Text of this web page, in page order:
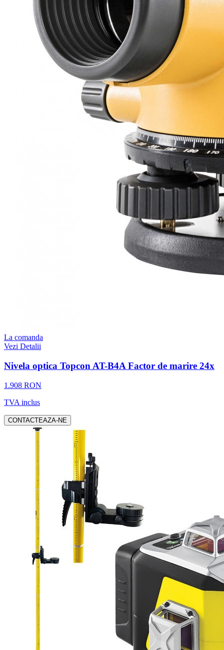
La comanda
Vezi Detalii
Nivela optica Topcon AT-B4A Factor de marire 24x
1.908 RON
TVA inclus
CONTACTEAZA-NE